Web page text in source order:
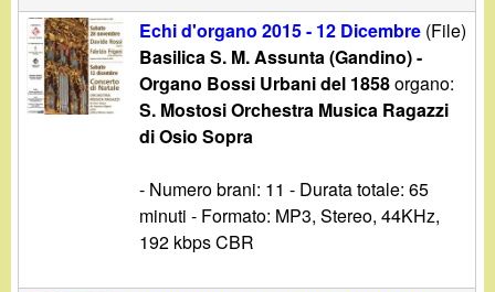
Echi d'organo 2015 - 12 Dicembre (File)
Basilica S. M. Assunta (Gandino) -
Organo Bossi Urbani del 1858organo:
S. MostosiOrchestra Musica Ragazzi
di Osio Sopra
- Numero brani: 11 - Durata totale: 65
minuti - Formato: MP3, Stereo, 44KHz,
192 kbps CBR